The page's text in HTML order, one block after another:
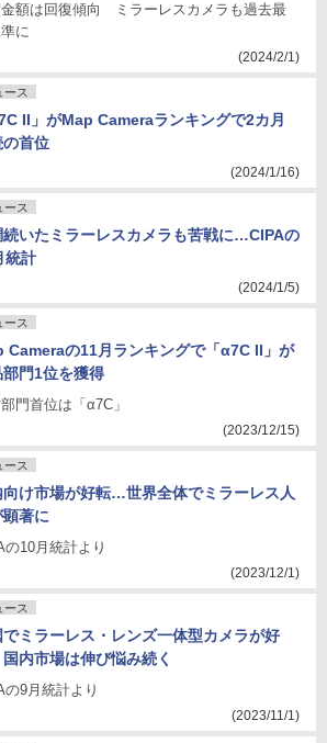
額は回復傾向 ミラーレスカメラも過去最
に
(2024/2/1)
ース
II」がMap Cameraランキングで2カ月
の首位
(2024/1/16)
ース
続いたミラーレスカメラも苦戦に…CIPAの
統計
(2024/1/5)
ース
Cameraの11月ランキングで「α7C II」が
部門1位を獲得
門首位は「α7C」
(2023/12/15)
ース
向け市場が好転…世界全体でミラーレス人
著に
の10月統計より
(2023/12/1)
ース
でミラーレス・レンズ一体型カメラが好
内市場は伸び悩み続く
の9月統計より
(2023/11/1)